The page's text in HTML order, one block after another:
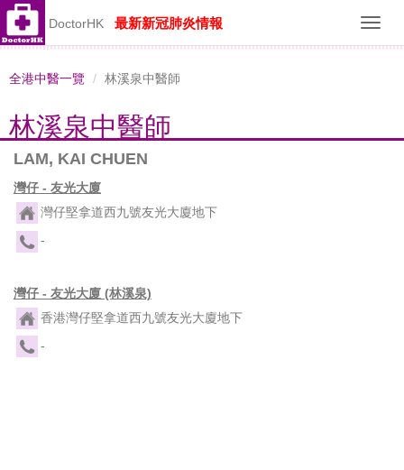
DoctorHK 最新新冠肺炎情報
全港中醫一覽 林溪泉中醫師
林溪泉中醫師
LAM, KAI CHUEN
灣仔 - 友光大廈
灣仔堅拿道西九號友光大廈地下
-
灣仔 - 友光大廈 (林溪泉)
香港灣仔堅拿道西九號友光大廈地下
-